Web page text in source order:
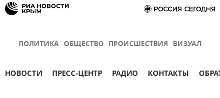
ПОЛИТИКА ОБЩЕСТВО ПРОИСШЕСТВИЯ ВИЗУАЛ
НОВОСТИ ПРЕСС-ЦЕНТР РАДИО КОНТАКТЫ